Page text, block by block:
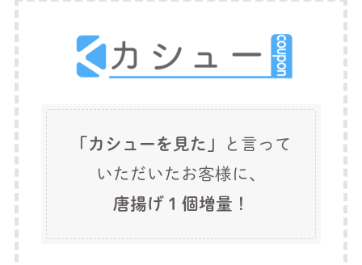
「カシューを見た」
と言って
いただいたお客様に、
唐揚げ 1 個増量！